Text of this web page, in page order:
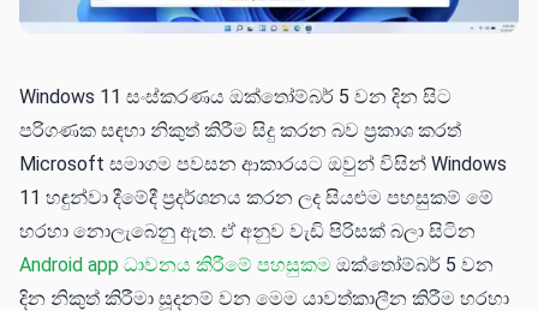
Windows 11 සංස්කරණය ඔක්තෝම්බර් 5 වන දින සිට
පරිගණක සඳහා නිකුත් කිරීම සිදු කරන බව ප්‍රකාශ කරත්
Microsoft සමාගම පවසන ආකාරයට ඔවුන් විසින් Windows
11 හඳුන්වා දීමේදී ප්‍රදර්ශනය කරන ලද සියළුම පහසුකම් මේ
හරහා නොලැබෙනු ඇත. ඒ අනුව වැඩි පිරිසක් බලා සිටින
Android app ධාවනය කිරීමේ පහසුකම ඔක්තෝම්බර් 5 වන
දින නිකුත් කිරීමා සූදනම් වන මෙම යාවත්කාලීන කිරීම හරහා